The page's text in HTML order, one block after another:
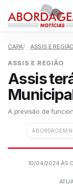
CAPA ASSIS E REGIÃO
ASSIS E REGIÃO
Assis
A previsão de
ABORDAGEM
10/04/2024 ÀS